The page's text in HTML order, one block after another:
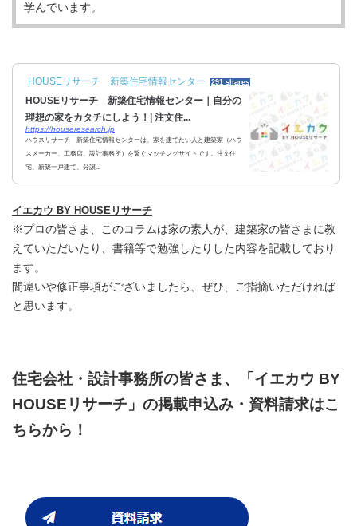
学んでいます。
HOUSEリサーチ 新築住宅情報センター 291 shares
HOUSEリサーチ 新築住宅情報センター｜自分の
理想の家をカタチにしよう！| 注文住...
https://houseresearch.jp
ハウスリサーチ 新築住宅情報センターは、家を建てたい人と建築家（ハウ
スメーカー、工務店、設計事務所）を繋ぐマッチングサイトです。注文住
宅、新築一戸建て、分譲...
イエカウ BY HOUSEリサーチ
※プロの皆さま、このコラムは家の素人が、建築家の皆さまに教
えていただいたり、書籍等で勉強したりした内容を記載しており
ます。
間違いや修正事項がございましたら、ぜひ、ご指摘いただければ
と思います。
住宅会社・設計事務所の皆さま、「イエカウ BY
HOUSEリサーチ」の掲載申込み・資料請求はこ
ちらから！